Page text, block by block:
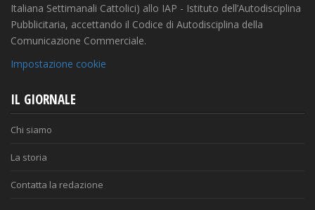
Italiana Settimanali Cattolici) allo IAP - Istituto dell’Autodisciplina
Pubblicitaria, accettando il Codice di Autodisciplina della
Comunicazione Commerciale.
Impostazione cookie
IL GIORNALE
Chi siamo
La storia
Contatta la redazione